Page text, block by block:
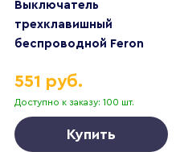
Выключатель
трехклавишный
беспроводной Feron
41727
Доступно к заказу: 100 шт.
551 руб.
Купить